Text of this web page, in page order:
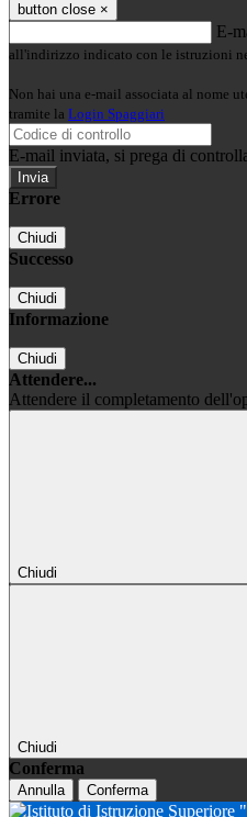
button close ×
E-
all'indirizzo indicato con le istruzioni
Non hai una e-mail associata al nome
tramite la Login Spaggiari
E-mail inviata, si prega di
Errore
Chiudi
Successo
Chiudi
Informazione
Chiudi
Attendere...
Attendere il completamento
Chiudi
Chiudi
Conferma
Annulla Conferma